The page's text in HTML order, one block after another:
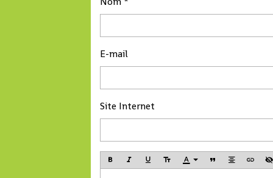
E-mail
Site Internet